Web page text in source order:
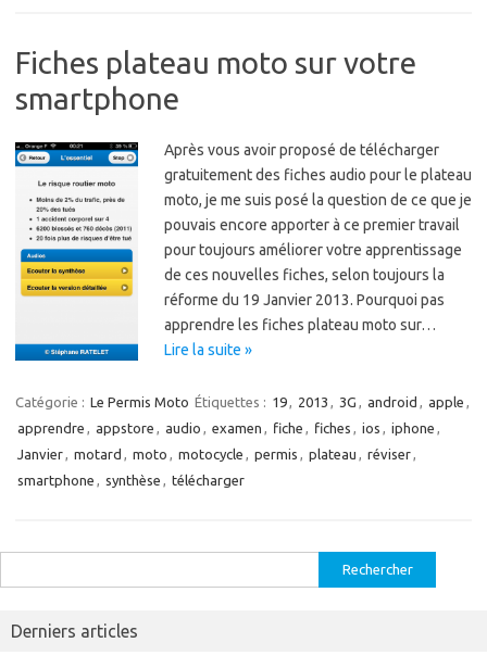
Fiches plateau moto sur votre
smartphone
Après vous avoir proposé de télécharger
gratuitement des fiches audio pour le plateau
moto, je me suis posé la question de ce que je
pouvais encore apporter à ce premier travail
pour toujours améliorer votre apprentissage
de ces nouvelles fiches, selon toujours la
réforme du 19 Janvier 2013. Pourquoi pas
apprendre les fiches plateau moto sur…
Lire la suite »
Catégorie : Le Permis Moto Étiquettes : 19, 2013 , 3G , android , apple ,
apprendre , appstore , audio , examen , fiche , fiches , ios , iphone ,
Janvier, motard , moto , motocycle , permis , plateau , réviser,
smartphone , synthèse , télécharger
Derniers articles